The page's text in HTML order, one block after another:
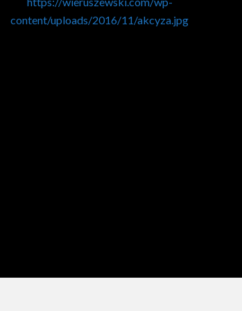
content/uploads/2016/11/akcyza.jpg